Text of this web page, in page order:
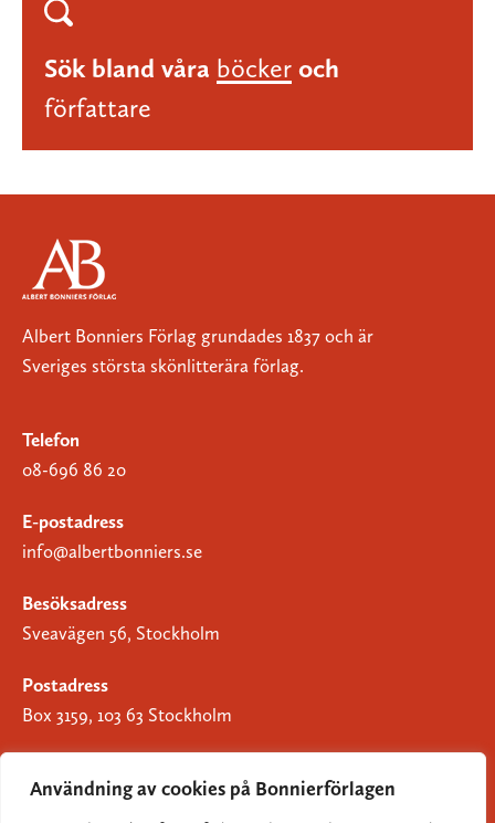
Användning av cookies på Bonnierförlagen
Sök bland våra böcker och
författare
Albert Bonniers Förlag grundades 1837 och är
Sveriges största skönlitterära förlag.
Telefon
08-696 86 20
E-postadress
info@albertbonniers.se
Besöksadress
Sveavägen 56, Stockholm
Postadress
Box 3159, 103 63 Stockholm